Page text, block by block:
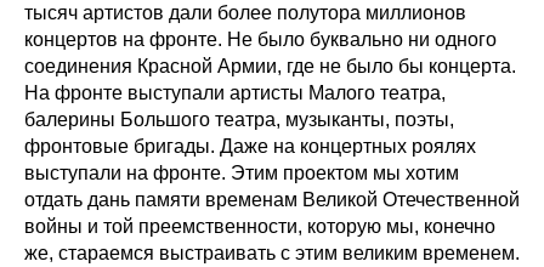
тысяч артистов дали более полутора миллионов
концертов на фронте. Не было буквально ни одного
соединения Красной Армии, где не было бы концерта.
На фронте выступали артисты Малого театра,
балерины Большого театра, музыканты, поэты,
фронтовые бригады. Даже на концертных роялях
выступали на фронте. Этим проектом мы хотим
отдать дань памяти временам Великой Отечественной
войны и той преемственности, которую мы, конечно
же, стараемся выстраивать с этим великим временем.